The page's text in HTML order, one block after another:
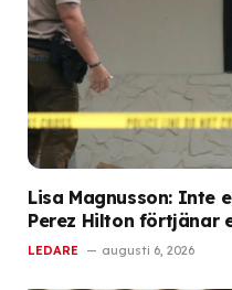
Lisa Magnusson: Inte
Perez Hilton förtjänar
LEDARE augusti 6, 2026